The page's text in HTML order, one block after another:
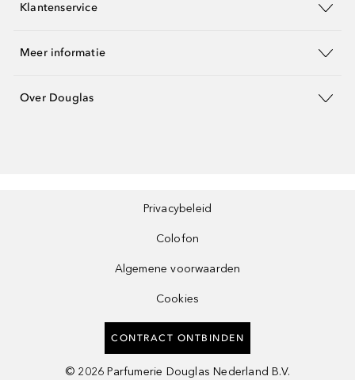
Klantenservice
Meer informatie
Over Douglas
Privacybeleid
Colofon
Algemene voorwaarden
Cookies
CONTRACT ONTBINDEN
© 2026 Parfumerie Douglas Nederland B.V.